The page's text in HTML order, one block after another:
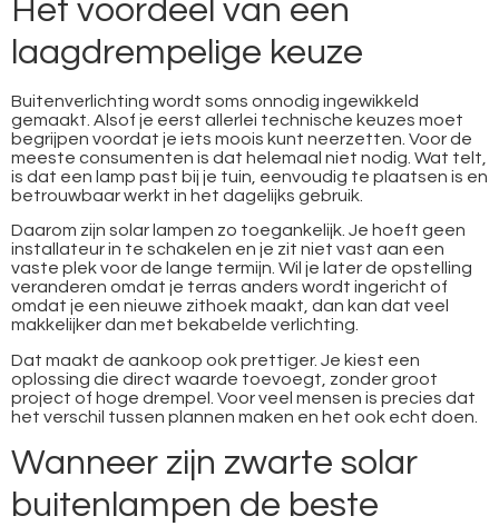
Het voordeel van een
laagdrempelige keuze
Buitenverlichting wordt soms onnodig ingewikkeld
gemaakt. Alsof je eerst allerlei technische keuzes moet
begrijpen voordat je iets moois kunt neerzetten. Voor de
meeste consumenten is dat helemaal niet nodig. Wat telt,
is dat een lamp past bij je tuin, eenvoudig te plaatsen is en
betrouwbaar werkt in het dagelijks gebruik.
Daarom zijn solar lampen zo toegankelijk. Je hoeft geen
installateur in te schakelen en je zit niet vast aan een
vaste plek voor de lange termijn. Wil je later de opstelling
veranderen omdat je terras anders wordt ingericht of
omdat je een nieuwe zithoek maakt, dan kan dat veel
makkelijker dan met bekabelde verlichting.
Dat maakt de aankoop ook prettiger. Je kiest een
oplossing die direct waarde toevoegt, zonder groot
project of hoge drempel. Voor veel mensen is precies dat
het verschil tussen plannen maken en het ook echt doen.
Wanneer zijn zwarte solar
buitenlampen de beste